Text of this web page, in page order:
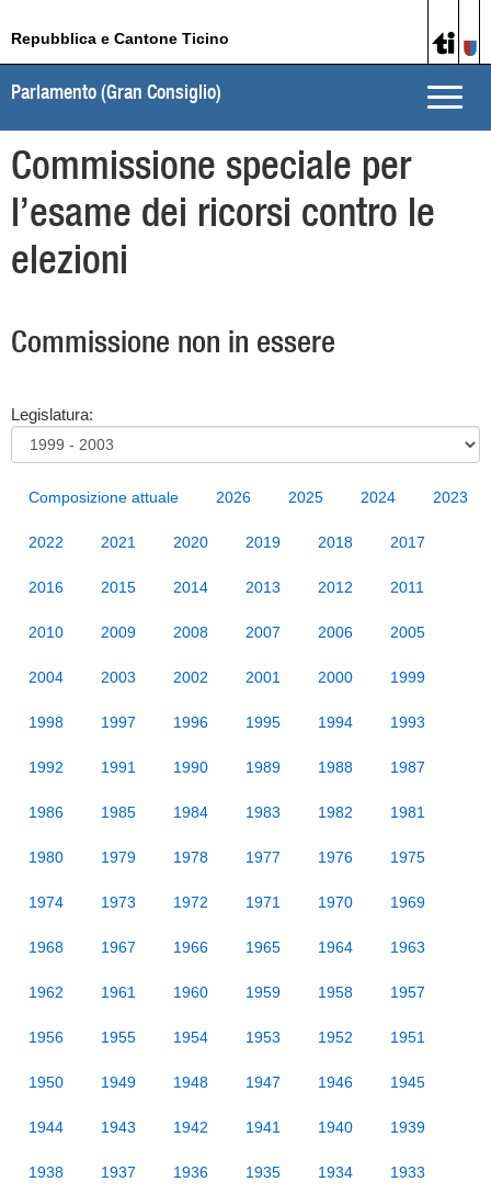
Repubblica e Cantone Ticino
Toggle
Parlamento (Gran Consiglio)
Commissione speciale per
l’esame dei ricorsi contro le
elezioni
Commissione non in essere
Legislatura:
Composizione attuale 2026 2025 2024 2023
2022 2021 2020 2019 2018 2017
2016 2015 2014 2013 2012 2011
2010 2009 2008 2007 2006 2005
2004 2003 2002 2001 2000 1999
1998 1997 1996 1995 1994 1993
1992 1991 1990 1989 1988 1987
1986 1985 1984 1983 1982 1981
1980 1979 1978 1977 1976 1975
1974 1973 1972 1971 1970 1969
1968 1967 1966 1965 1964 1963
1962 1961 1960 1959 1958 1957
1956 1955 1954 1953 1952 1951
1950 1949 1948 1947 1946 1945
1944 1943 1942 1941 1940 1939
1938 1937 1936 1935 1934 1933